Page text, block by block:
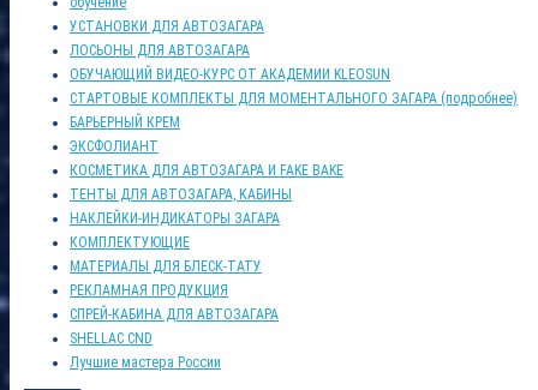
УСТАНОВКИ ДЛЯ АВТОЗАГАРА
ЛОСЬОНЫ ДЛЯ АВТОЗАГАРА
ОБУЧАЮЩИЙ ВИДЕО-КУРС ОТ АКАДЕМИИ KLEOSUN
СТАРТОВЫЕ КОМПЛЕКТЫ ДЛЯ МОМЕНТАЛЬНОГО ЗАГАРА (подробнее)
БАРЬЕРНЫЙ КРЕМ
ЭКСФОЛИАНТ
КОСМЕТИКА ДЛЯ АВТОЗАГАРА И FAKE BAKE
ТЕНТЫ ДЛЯ АВТОЗАГАРА, КАБИНЫ
НАКЛЕЙКИ-ИНДИКАТОРЫ ЗАГАРА
КОМПЛЕКТУЮЩИЕ
МАТЕРИАЛЫ ДЛЯ БЛЕСК-ТАТУ
РЕКЛАМНАЯ ПРОДУКЦИЯ
СПРЕЙ-КАБИНА ДЛЯ АВТОЗАГАРА
SHELLAC CND
Лучшие мастера России